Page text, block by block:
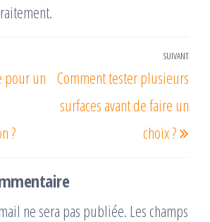
pour un
?
SUIVANT
Comment tester plusieurs
surfaces avant de faire un
choix ?
ne sera pas publiée. Les champs